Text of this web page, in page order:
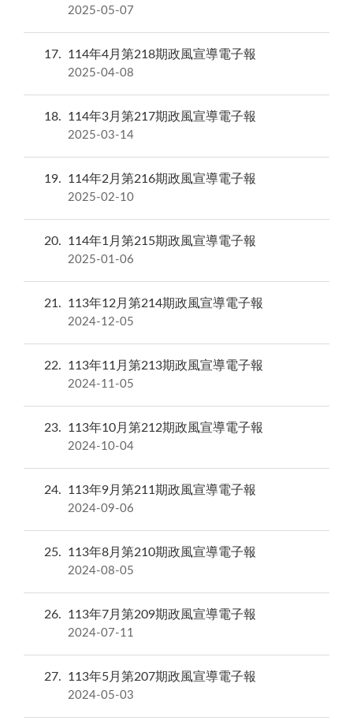
2025-05-07
17 114年4月第218期政風宣導電子報
2025-04-08
18 114年3月第217期政風宣導電子報
2025-03-14
19 114年2月第216期政風宣導電子報
2025-02-10
20 114年1月第215期政風宣導電子報
2025-01-06
21 113年12月第214期政風宣導電子報
2024-12-05
22 113年11月第213期政風宣導電子報
2024-11-05
23 113年10月第212期政風宣導電子報
2024-10-04
24 113年9月第211期政風宣導電子報
2024-09-06
25 113年8月第210期政風宣導電子報
2024-08-05
26 113年7月第209期政風宣導電子報
2024-07-11
27 113年5月第207期政風宣導電子報
2024-05-03